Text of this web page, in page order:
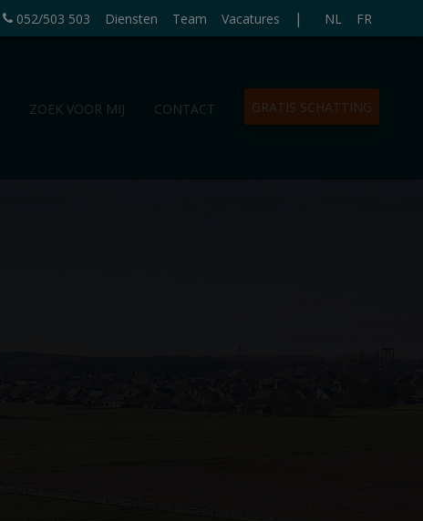
052/503 503 Diensten Team Vacatures | NL FR
ZOEK VOOR MIJ CONTACT GRATIS SCHATTING